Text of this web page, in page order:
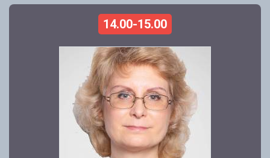
14.00-15.00